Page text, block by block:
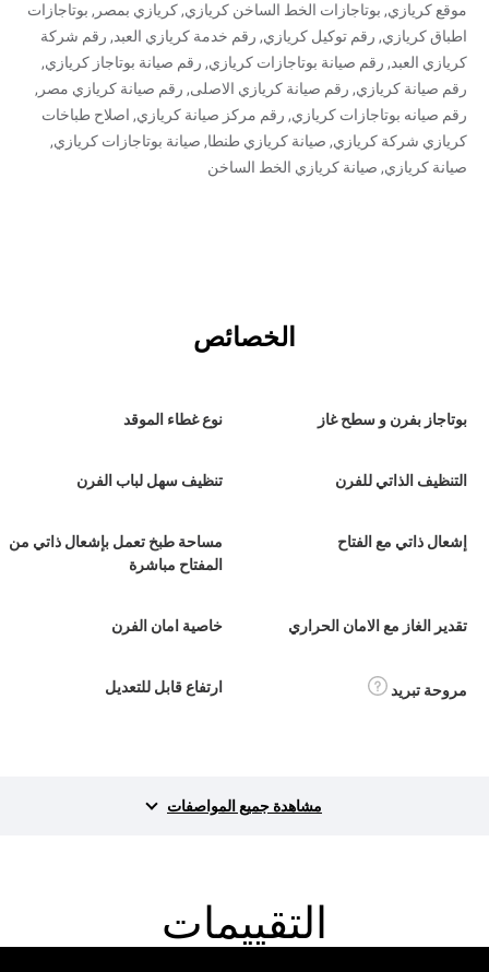
موقع كريازي, بوتاجازات الخط الساخن كريازي, كريازي بمصر, بوتاجازات
اطباق كريازي, رقم توكيل كريازي, رقم خدمة كريازي العبد, رقم شركة
كريازي العبد, رقم صيانة بوتاجازات كريازي, رقم صيانة بوتاجاز كريازي,
رقم صيانة كريازي, رقم صيانة كريازي الاصلى, رقم صيانة كريازي مصر,
رقم صيانه بوتاجازات كريازي, رقم مركز صيانة كريازي, اصلاح طباخات
كريازي شركة كريازي, صيانة كريازي طنطا, صيانة بوتاجازات كريازي,
صيانة كريازي, صيانة كريازي الخط الساخن
الخصائص
بوتاجاز بفرن و سطح غاز نوع غطاء الموقد
التنظيف الذاتي للفرن تنظيف سهل لباب الفرن
إشعال ذاتي مع الفتاح
مساحة طبخ تعمل بإشعال ذاتي من
المفتاح مباشرة
تقدير الغاز مع الامان الحراري خاصية امان الفرن
مروحة تبريد ارتفاع قابل للتعديل
مشاهدة جميع المواصفات
التقييمات